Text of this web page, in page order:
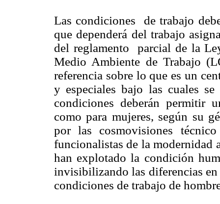
Las condiciones de trabajo
que dependerá del trabajo
del reglamento parcial de la
Medio Ambiente de Trabajo
referencia sobre lo que es un
y especiales bajo las cuales
condiciones deberán permitir
como para mujeres, según su
por las cosmovisiones técnico
funcionalistas de la modernidad
han explotado la condición
invisibilizando las diferencias en
condiciones de trabajo de